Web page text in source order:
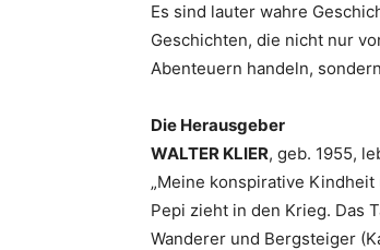
Es sind lauter wahre
Geschichten, die nicht nur
Abenteuern handeln,
Die Herausgeber
WALTER KLIER, geb. 1955,
„Meine konspirative Kindheit
Pepi zieht in den Krieg. Das
Wanderer und Bergsteiger